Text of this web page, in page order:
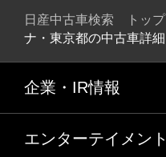
日産中古車検索 トップ
ナ・東京都の中古車詳細
企業・IR情報
エンターテイメント